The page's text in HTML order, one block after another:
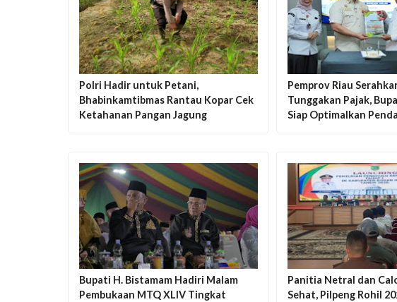
Polri Hadir untuk Petani,
Bhabinkamtibmas Rantau Kopar Cek
Ketahanan Pangan Jagung
Pemprov Riau
Tunggakan Pajak,
Siap Optimalkan
Bupati H. Bistamam Hadiri Malam
Pembukaan MTQ XLIV Tingkat
Panitia Netral dan
Sehat, Pilpeng Rohil